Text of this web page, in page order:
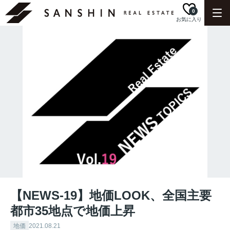
お気に入り
0
【NEWS-19】地価LOOK、全国主要
都市35地点で地価上昇
地価 2021.08.21